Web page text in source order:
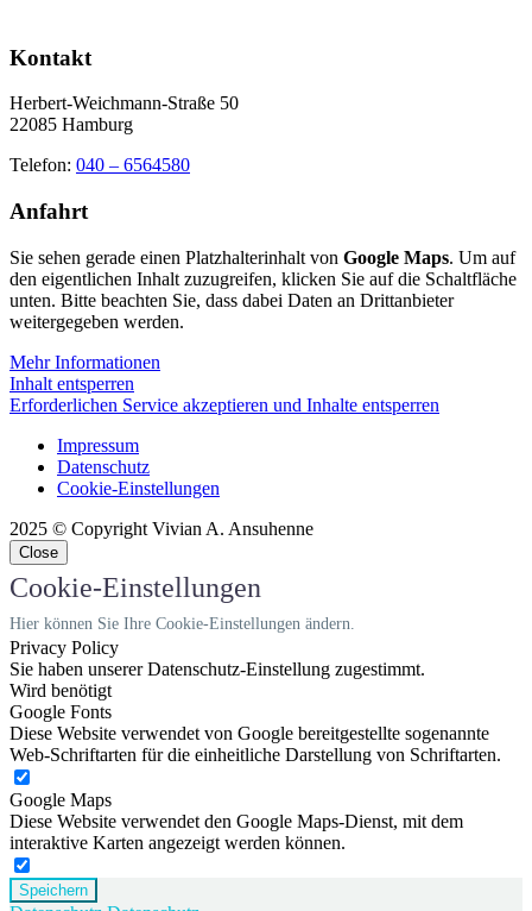
Kontakt
Herbert-Weichmann-Straße 50
22085 Hamburg
Telefon: 040 – 6564580
Anfahrt
Sie sehen gerade einen Platzhalterinhalt von Google Maps. Um auf
den eigentlichen Inhalt zuzugreifen, klicken Sie auf die Schaltfläche
unten. Bitte beachten Sie, dass dabei Daten an Drittanbieter
weitergegeben werden.
Mehr Informationen
Inhalt entsperren
Erforderlichen Service akzeptieren und Inhalte entsperren
Impressum
Datenschutz
Cookie-Einstellungen
2025 © Copyright Vivian A. Ansuhenne
Close
Cookie-Einstellungen
Hier können Sie Ihre Cookie-Einstellungen ändern.
Privacy Policy
Sie haben unserer Datenschutz-Einstellung zugestimmt.
Wird benötigt
Google Fonts
Diese Website verwendet von Google bereitgestellte sogenannte
Web-Schriftarten für die einheitliche Darstellung von Schriftarten.
Google Maps
Diese Website verwendet den Google Maps-Dienst, mit dem
interaktive Karten angezeigt werden können.
Speichern